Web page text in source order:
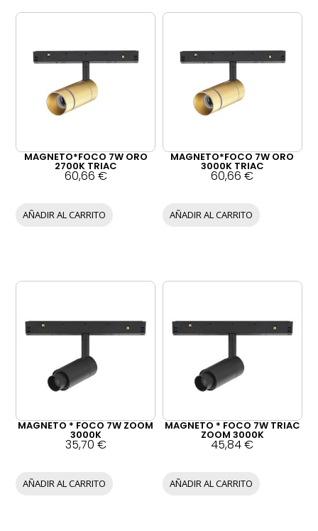
MAGNETO*FOCO 7W ORO
2700K TRIAC
60,66 €
AÑADIR AL CARRITO
MAGNETO*FOCO 7W ORO
3000K TRIAC
60,66€
AÑADIR AL CARRITO
MAGNETO * FOCO 7W ZOOM
3000K
35,70 €
AÑADIR AL CARRITO
MAGNETO * FOCO 7W TRIAC
ZOOM 3000K
45,84€
AÑADIR AL CARRITO
Página